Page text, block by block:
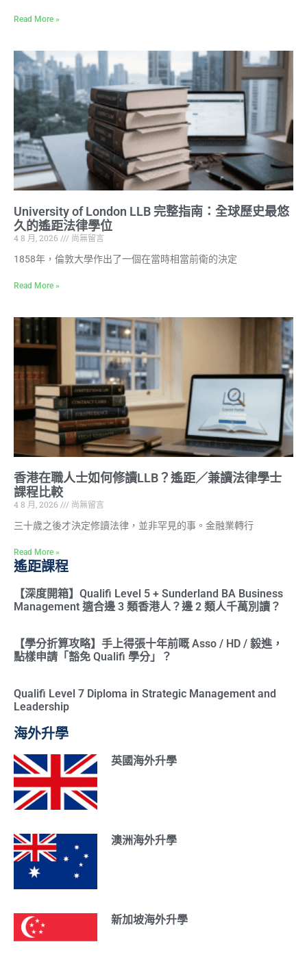
Read More »
University of London LLB 完整指南：全球歷史最悠
久的遙距法律學位
4 8 月, 2026
尚無留言
1858年，倫敦大學作出了一個在當時相當前衛的決定
Read More »
香港在職人士如何修讀LLB？遙距／兼讀法律學士
課程比較
4 8 月, 2026
尚無留言
三十歲之後才決定修讀法律，並非罕見的事。金融業轉行
Read More »
遙距課程
【深度開箱】Qualifi Level 5 + Sunderland BA Business
Management 適合邊 3 類香港人？邊 2 類人千萬別讀？
【學分折算攻略】手上得張十年前嘅 Asso / HD / 毅進，
點樣申請「豁免 Qualifi 學分」？
Qualifi Level 7 Diploma in Strategic Management and
Leadership
海外升學
英國海外升學
澳洲海外升學
新加坡海外升學